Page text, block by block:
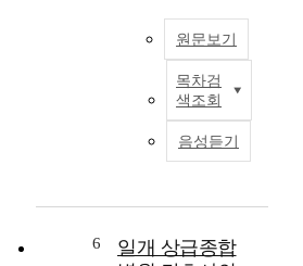
나타났다. 돌봄학생과
일반학생의 교육만족
도 차이를 배경변인별
로 보면 돌봄학생은
부모학력이 높을수록
받아 학습증진, 기초
심리ㆍ정서 발달에서
는 부모직업에서는 어
원문보기
목차검
색조회
음성듣기
6
일개 상급종합